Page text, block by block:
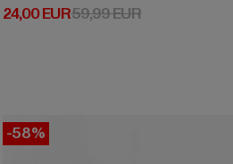
24,00 EUR
Derzeitiger Preis: 24,00 EUR
59,99 EURAktionspreis:
-58%